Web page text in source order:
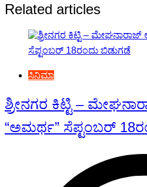
Related articles
ಸಿನಿಮಾ
ಶ್ರೀನಗರ ಕಿಟ್ಟಿ –
“ಅಮರ್ಥ” ಸೆಪ್ಟಂಬರ್